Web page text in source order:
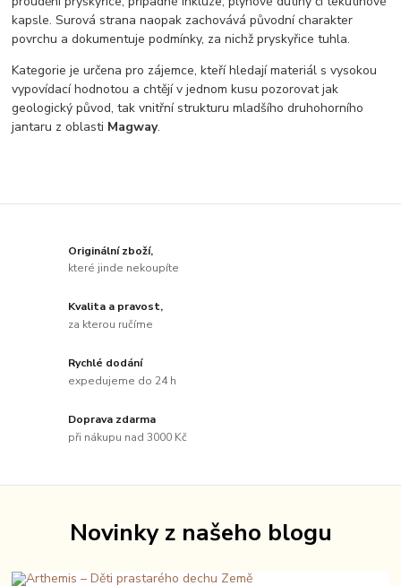
kapsle. Surová strana naopak zachovává původní charakter
povrchu a dokumentuje podmínky, za nichž pryskyřice tuhla.
Kategorie je určena pro zájemce, kteří hledají materiál s vysokou
vypovídací hodnotou a chtějí v jednom kusu pozorovat jak
geologický původ, tak vnitřní strukturu mladšího druhohorního
jantaru z oblasti Magway.
Originální zboží,
které jinde nekoupíte
Kvalita a pravost,
za kterou ručíme
Rychlé dodání
expedujeme do 24 h
Doprava zdarma
při nákupu nad 3000 Kč
Novinky z našeho blogu